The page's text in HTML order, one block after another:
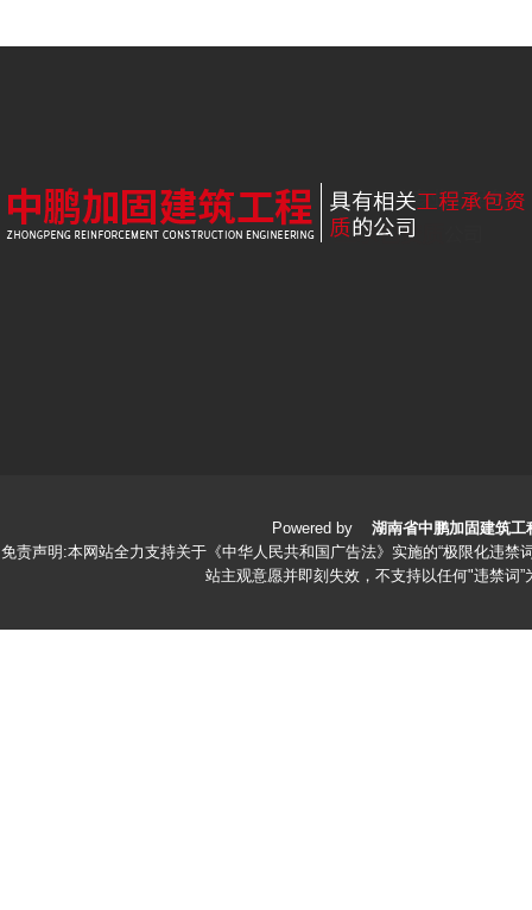
Powered by 湖南省中鹏加固建筑工
免责声明:本网站全力支持关于《中华人民共和国广告法》实施的“极限化违禁
站主观意愿并即刻失效，不支持以任何"违禁词